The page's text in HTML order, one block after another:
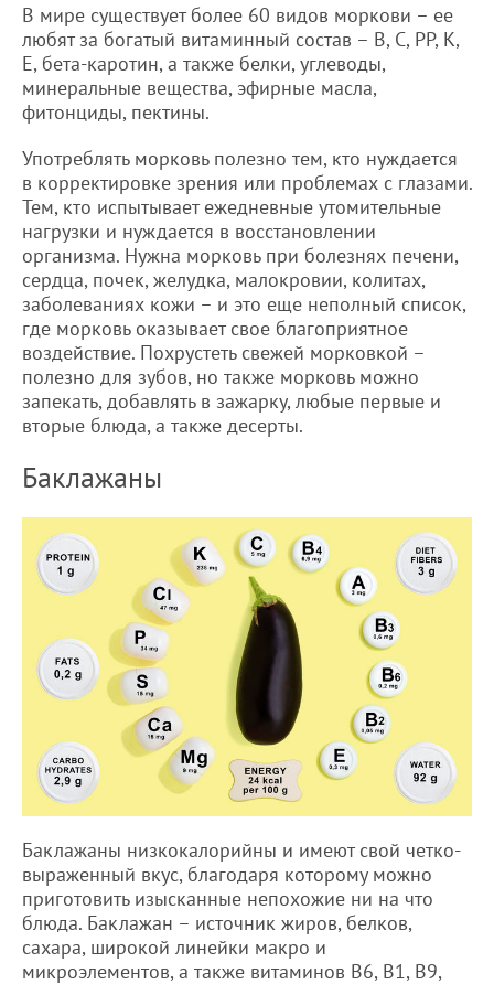
В мире существует более 60 видов моркови – ее
любят за богатый витаминный состав – В, С, РР, К,
Е, бета-каротин, а также белки, углеводы,
минеральные вещества, эфирные масла,
фитонциды, пектины.
Употреблять морковь полезно тем, кто нуждается
в корректировке зрения или проблемах с глазами.
Тем, кто испытывает ежедневные утомительные
нагрузки и нуждается в восстановлении
организма. Нужна морковь при болезнях печени,
сердца, почек, желудка, малокровии, колитах,
заболеваниях кожи – и это еще неполный список,
где морковь оказывает свое благоприятное
воздействие. Похрустеть свежей морковкой –
полезно для зубов, но также морковь можно
запекать, добавлять в зажарку, любые первые и
вторые блюда, а также десерты.
Баклажаны
Баклажаны низкокалорийны и имеют свой четко-
выраженный вкус, благодаря которому можно
приготовить изысканные непохожие ни на что
блюда. Баклажан – источник жиров, белков,
сахара, широкой линейки макро и
микроэлементов, а также витаминов B6, В1, B9,